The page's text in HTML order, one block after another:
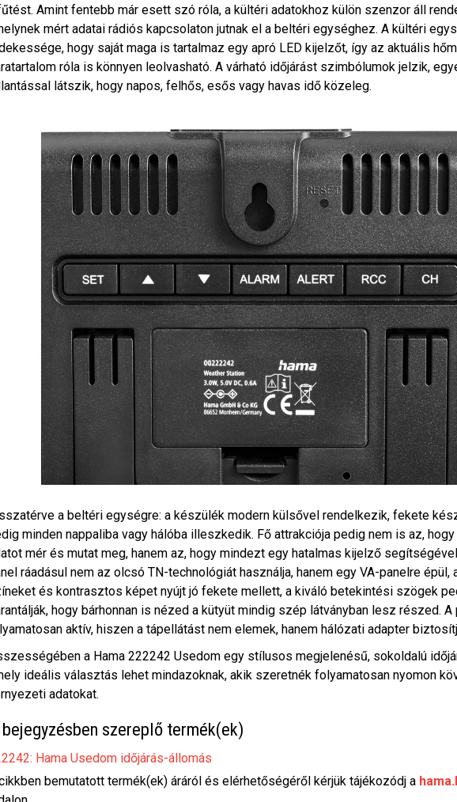
Amint fentebb már esett szó róla, a kültéri adatokhoz külön szenzor áll
mért adatai rádiós kapcsolaton jutnak el a beltéri egységhez. A kültéri
hogy saját maga is tartalmaz egy apró LED kijelzőt, így az aktuális
róla is könnyen leolvasható. A várható időjárást szimbólumok jelzik,
látszik, hogy napos, felhős, esős vagy havas idő közeleg.
a beltéri egységre: a készülék modern külsővel rendelkezik, fekete
minden nappaliba vagy hálóba illeszkedik. Fő attrakciója pedig nem is az,
mér és mutat meg, hanem az, hogy mindezt egy hatalmas kijelző
ráadásul nem az olcsó TN-technológiát használja, hanem egy VA-panelre épül,
és kontrasztos képet nyújt jó fekete mellett, a kiváló betekintési szögek
hogy bárhonnan is nézed a kütyüt mindig szép látványban lesz részed. A
aktív, hiszen a tápellátást nem elemek, hanem hálózati adapter
a Hama 222242 Usedom egy stílusos megjelenésű, sokoldalú
ideális választás lehet mindazoknak, akik szeretnék folyamatosan nyomon
adatokat.
szereplő termék(ek)
Hama Usedom időjárás-állomás
bemutatott termék(ek) áráról és elérhetőségéről kérjük tájékozódj a